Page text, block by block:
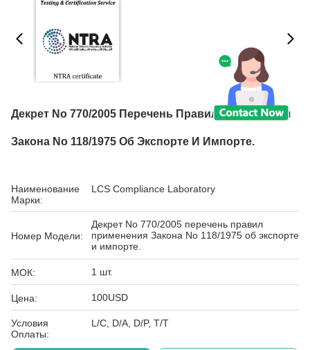
Декрет No 770/2005 Перечень Правил Применения
Закона No 118/1975 Об Экспорте И Импорте.
Наименование
Марки:
LCS Compliance Laboratory
Номер Модели:
Декрет No 770/2005 перечень правил
применения Закона No 118/1975 об экспорте
и импорте.
МОК: 1 шт.
Цена: 100USD
Условия
Оплаты:
L/C, D/A, D/P, T/T